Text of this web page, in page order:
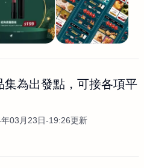
集為出發點，可接各項平
03月23日-19:26更新